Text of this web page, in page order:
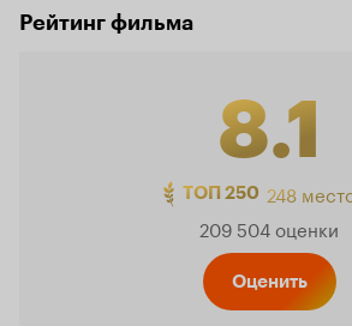
Рейтинг фильма
8.1
ТОП 250 248
209 504 оценки
Оценить